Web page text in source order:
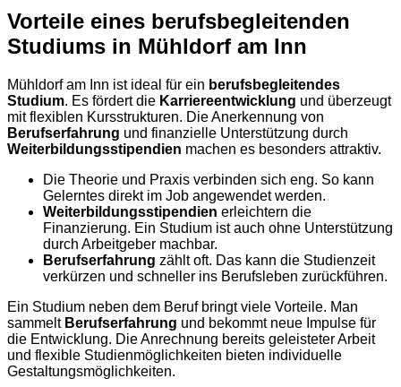
Vorteile eines berufsbegleitenden
Studiums in Mühldorf am Inn
Mühldorf am Inn ist ideal für ein berufsbegleitendes
Studium. Es fördert die Karriereentwicklung und überzeugt
mit flexiblen Kursstrukturen. Die Anerkennung von
Berufserfahrung und finanzielle Unterstützung durch
Weiterbildungsstipendien machen es besonders attraktiv.
Die Theorie und Praxis verbinden sich eng. So kann
Gelerntes direkt im Job angewendet werden.
Weiterbildungsstipendien erleichtern die
Finanzierung. Ein Studium ist auch ohne Unterstützung
durch Arbeitgeber machbar.
Berufserfahrung zählt oft. Das kann die Studienzeit
verkürzen und schneller ins Berufsleben zurückführen.
Ein Studium neben dem Beruf bringt viele Vorteile. Man
sammelt Berufserfahrung und bekommt neue Impulse für
die Entwicklung. Die Anrechnung bereits geleisteter Arbeit
und flexible Studienmöglichkeiten bieten individuelle
Gestaltungsmöglichkeiten.